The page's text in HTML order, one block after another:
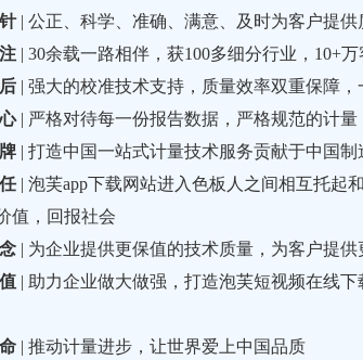
| 公正、科学、准确、满意、及时为客户
| 30余载一路相伴，获100多细分行业，10+
| 强大的校准技术支持，质量效率双重保障
| 严格对待每一份报告数据，严格规范的计量
| 打造中国一站式计量技术服务贡献于中国制
| 泡芙app下载网站进入色板人之间相互托起和
值，回报社会
| 为企业提供更保值的技术质量，为客户提
| 助力企业做大做强，打造泡芙短视频在线
| 推动计量进步，让世界爱上中国品质